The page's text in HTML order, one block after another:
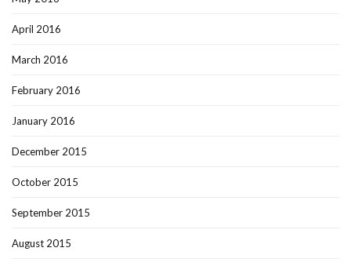
April 2016
March 2016
February 2016
January 2016
December 2015
October 2015
September 2015
August 2015